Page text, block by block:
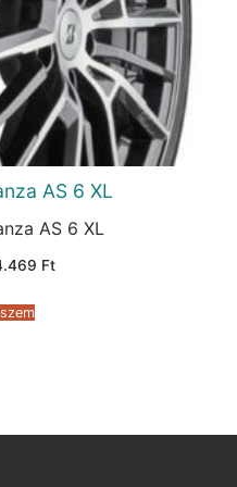
AS 6 XL
AS 6 XL
Ft.
FtCurrent